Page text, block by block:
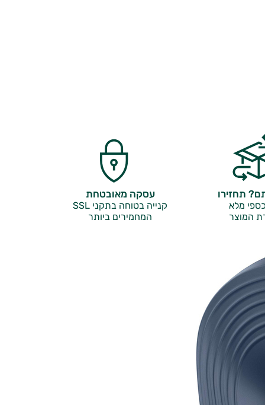
תחזירו
מלא
המוצר
עסקה מאובטחת
קנייה בטוחה בתקני SSL
המחמירים ביותר